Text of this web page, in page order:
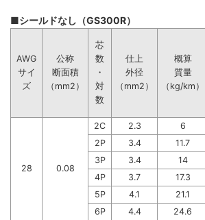
■シールドなし（GS300R）
AWG
サイ
ズ
公称
断面積
（mm2）
芯
数
・
対
数
仕上
外径
（mm2）
概算
質量
（kg/km）
28 0.08
2C 2.3 6
2P
3.4 11.7
3P
3.4 14
4P
3.7 17.3
5P
4.1 21.1
6P
4.4 24.6